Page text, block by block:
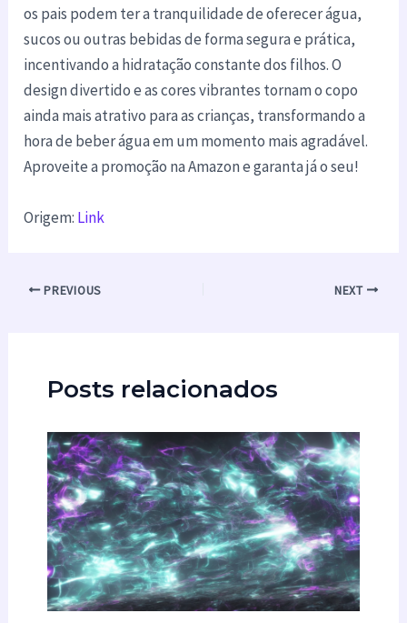
os pais podem ter a tranquilidade de oferecer água,
sucos ou outras bebidas de forma segura e prática,
incentivando a hidratação constante dos filhos. O
design divertido e as cores vibrantes tornam o copo
ainda mais atrativo para as crianças, transformando a
hora de beber água em um momento mais agradável.
Aproveite a promoção na Amazon e garanta já o seu!
Origem: Link
PREVIOUS NEXT
Posts relacionados